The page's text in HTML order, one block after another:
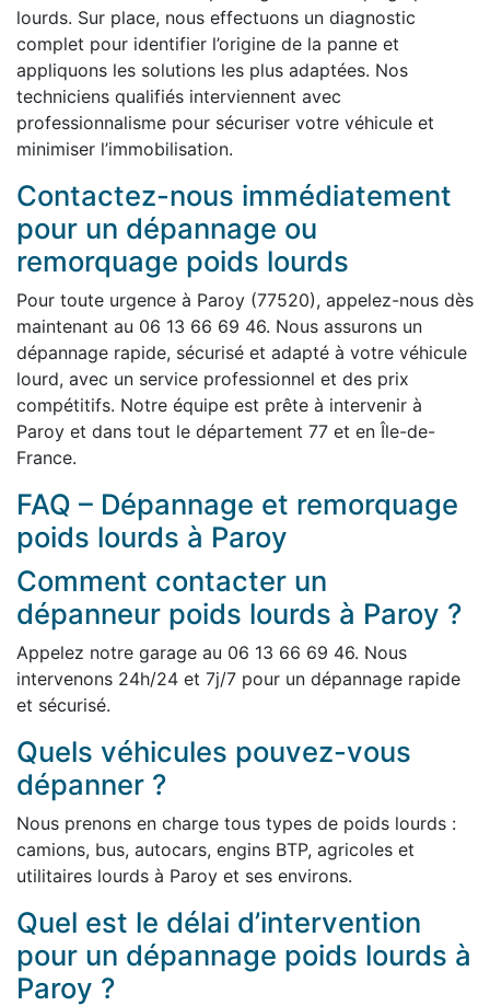
lourds. Sur place, nous effectuons un diagnostic
complet pour identifier l’origine de la panne et
appliquons les solutions les plus adaptées. Nos
techniciens qualifiés interviennent avec
professionnalisme pour sécuriser votre véhicule et
minimiser l’immobilisation.
Contactez-nous immédiatement
pour un dépannage ou
remorquage poids lourds
Pour toute urgence à Paroy (77520), appelez-nous dès
maintenant au 06 13 66 69 46. Nous assurons un
dépannage rapide, sécurisé et adapté à votre véhicule
lourd, avec un service professionnel et des prix
compétitifs. Notre équipe est prête à intervenir à
Paroy et dans tout le département 77 et en Île-de-
France.
FAQ – Dépannage et remorquage
poids lourds à Paroy
Comment contacter un
dépanneur poids lourds à Paroy ?
Appelez notre garage au 06 13 66 69 46. Nous
intervenons 24h/24 et 7j/7 pour un dépannage rapide
et sécurisé.
Quels véhicules pouvez-vous
dépanner ?
Nous prenons en charge tous types de poids lourds :
camions, bus, autocars, engins BTP, agricoles et
utilitaires lourds à Paroy et ses environs.
Quel est le délai d’intervention
pour un dépannage poids lourds à
Paroy ?